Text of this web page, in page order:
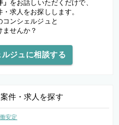
をお話しいただくだけで、
求人をお探しします。
ンシェルジュと
ませんか？
ジュに相談する
件・求人を探す
安定